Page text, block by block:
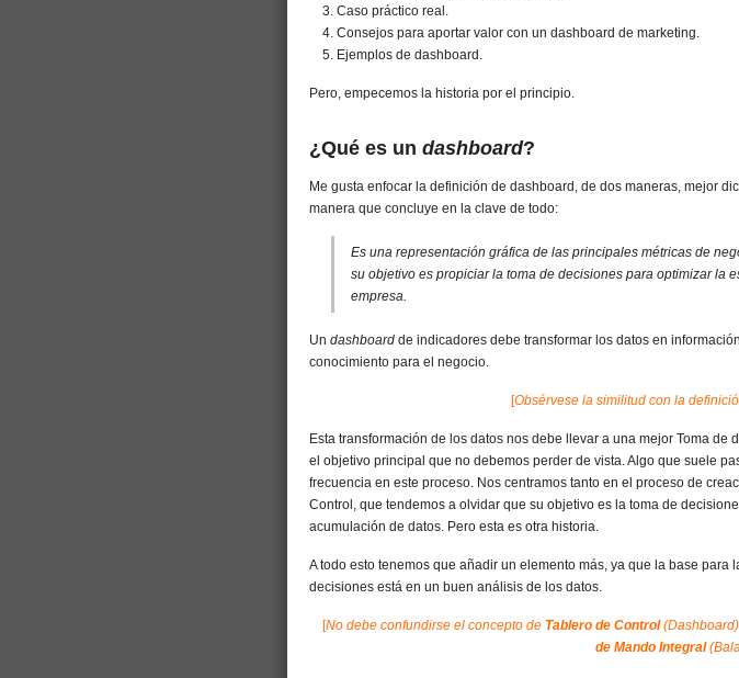
Caso práctico real.
Consejos para aportar valor con un dashboard de marketing.
Ejemplos de dashboard.
Pero, empecemos la historia por el principio.
¿Qué es un dashboard?
Me gusta enfocar la definición de dashboard, de dos maneras, mejor
manera que concluye en la clave de todo:
Es una representación gráfica de las principales métricas de
su objetivo es propiciar la toma de decisiones para optimizar la
empresa.
Un dashboard de indicadores debe transformar los datos en
conocimiento para el negocio.
[Obsérvese la similitud con la
Esta transformación de los datos nos debe llevar a una mejor Toma de
el objetivo principal que no debemos perder de vista. Algo que suele
frecuencia en este proceso. Nos centramos tanto en el proceso de
Control, que tendemos a olvidar que su objetivo es la toma de
acumulación de datos. Pero esta es otra historia.
A todo esto tenemos que añadir un elemento más, ya que la base para
decisiones está en un buen análisis de los datos.
[No debe confundirse el concepto de Tablero de Control
de Mando Integral